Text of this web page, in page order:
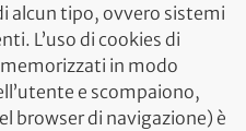
alcun tipo, ovvero sistemi
L’uso di cookies di
in modo
e scompaiono,
browser di navigazione) è